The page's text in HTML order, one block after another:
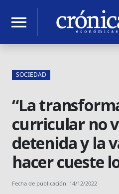
menu
SOCIEDAD
“La
curricular no
detenida y la
hacer cueste
Fecha de publicación: 14/12/2022